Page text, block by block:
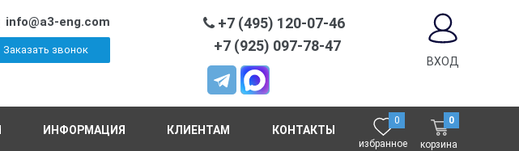
info@a3-eng.com
Заказать звонок
+7 (495) 120-07-46
+7 (925) 097-78-47
ВХОД
ИНФОРМАЦИЯ КЛИЕНТАМ КОНТАКТЫ
0
избранное
0
корзина